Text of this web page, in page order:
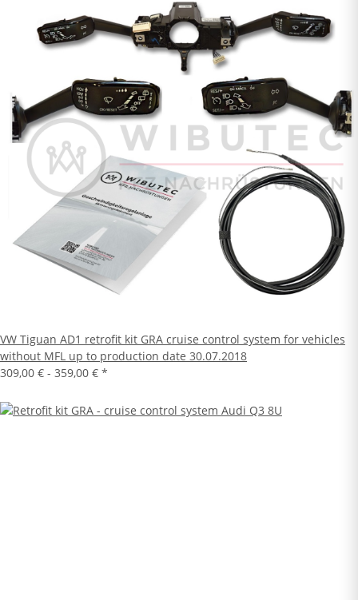
VW Tiguan AD1 retrofit kit GRA cruise control system for vehicles
without MFL up to production date 30.07.2018
309,00 € - 359,00 € *